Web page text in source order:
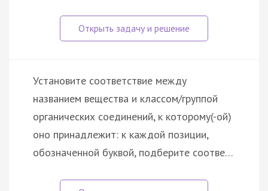
Установите соответствие между
названием вещества и классом/группой
органических соединений, к которому(-ой)
оно принадлежит: к каждой позиции,
обозначенной буквой, подберите соотве…